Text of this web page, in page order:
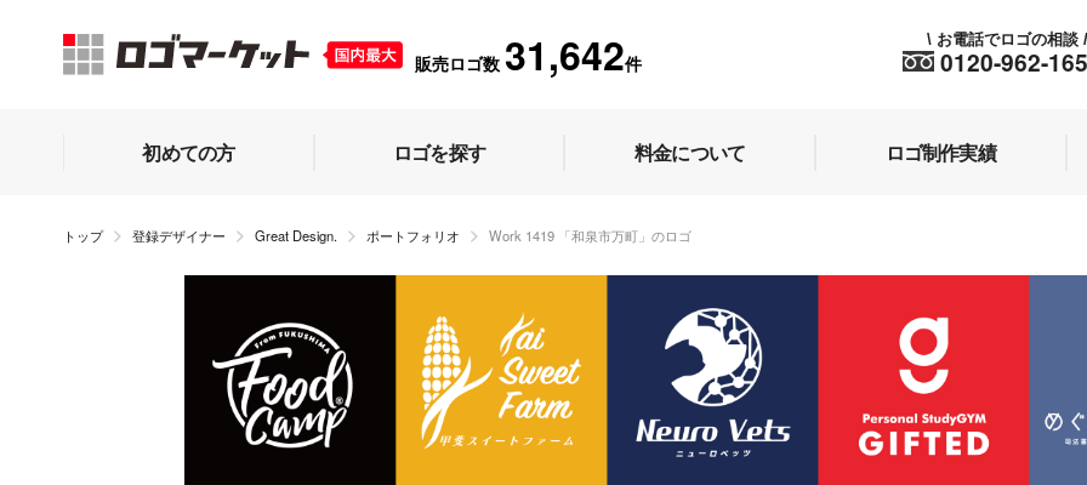
販売ロゴ数 31,642件 0120-962-165
\ お電話でロゴの相談 /
初めての方 ロゴを探す 料金について ロゴ制作実績
トップ 登録デザイナー Great Design. ポートフォリオ Work 1419 「和泉市万町」のロゴ